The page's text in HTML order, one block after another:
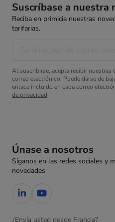
Únase a nosotros
Síganos en las redes sociales y
novedades
¿Envía usted desde Francia?
Suscríbase a nuestra
Reciba en primicia nuestras
tarifarias.
Al suscribirse, acepta recibir nuestras
correo electrónico. Puede darse de
enlace incluido en cada correo
de privacidad